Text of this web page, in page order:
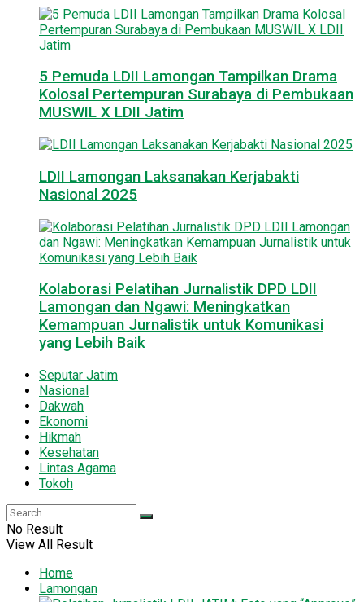
5 Pemuda LDII Lamongan Tampilkan Drama
Kolosal Pertempuran Surabaya di Pembukaan
MUSWIL X LDII Jatim
LDII Lamongan Laksanakan Kerjabakti
Nasional 2025
Kolaborasi Pelatihan Jurnalistik DPD LDII
Lamongan dan Ngawi: Meningkatkan
Kemampuan Jurnalistik untuk Komunikasi
yang Lebih Baik
Seputar Jatim
Nasional
Dakwah
Ekonomi
Hikmah
Kesehatan
Lintas Agama
Tokoh
No Result
View All Result
Home
Lamongan